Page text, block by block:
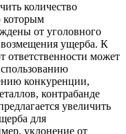
количество
которым
от уголовного
ущерба. К
ответственности может
конкуренции,
контрабанде
увеличить
для
уклонение от